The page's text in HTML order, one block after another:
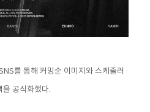
를 통해 커밍순 이미지와 스케줄러
을 공식화했다.